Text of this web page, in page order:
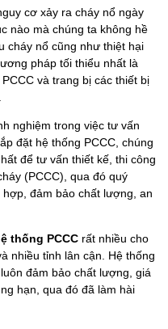
cơ xảy ra cháy nổ ngày
nào mà chúng ta không hề
cháy nổ cũng như thiệt hại
pháp tối thiểu nhất là
và trang bị các thiết bị
nghiệm trong việc tư vấn
đặt hệ thống PCCC, chúng
để tư vấn thiết kế, thi công
(PCCC), qua đó quý
đảm bảo chất lượng, an
thống PCCC rất nhiều cho
nhiều tỉnh lân cận. Hệ thống
đảm bảo chất lượng, giá
hạn, qua đó đã làm hài